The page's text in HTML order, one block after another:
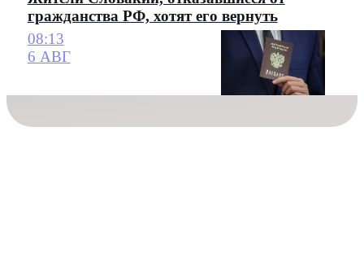
гражданства РФ, хотят его вернуть
08:13
6 АВГ